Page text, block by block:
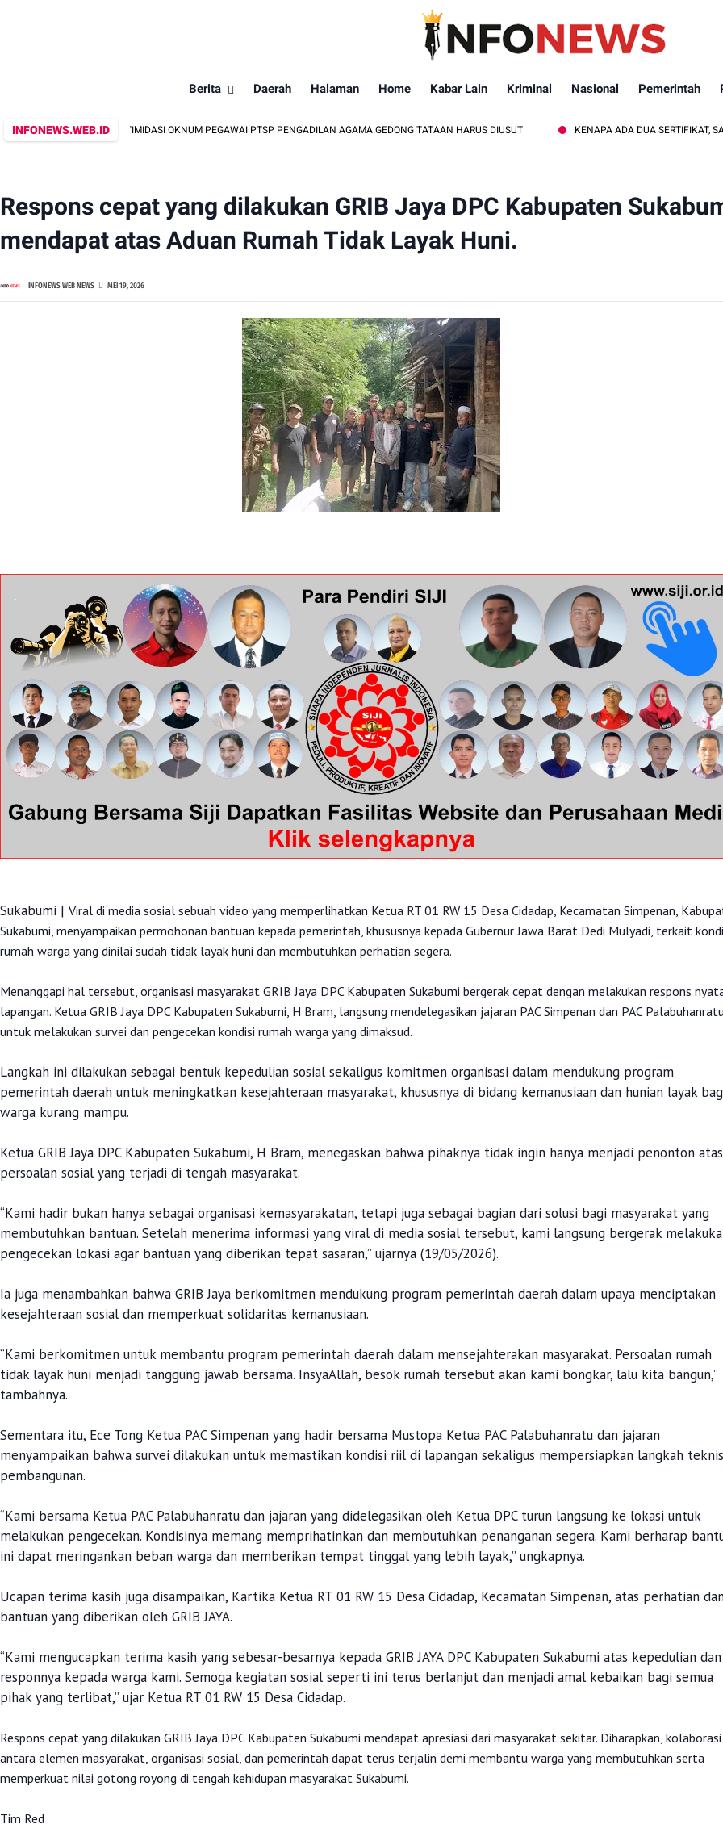
Berita Daerah Halaman Home Kabar Lain Kriminal Nasional Pemerintah
INFONEWS.WEB.ID
INTIMIDASI OKNUM PEGAWAI PTSP PENGADILAN AGAMA GEDONG TATAAN HARUS DIUSUT KENAPA ADA DUA SERTIFIKAT, SATU TITIK
‎Respons cepat yang dilakukan GRIB Jaya DPC Kabupaten
mendapat atas Aduan Rumah Tidak Layak Huni. ‎
INFONEWS WEB NEWS MEI 19, 2026
‎Sukabumi | Viral di media sosial sebuah video yang memperlihatkan Ketua RT 01 RW 15 Desa Cidadap, Kecamatan Simpenan,
Sukabumi, menyampaikan permohonan bantuan kepada pemerintah, khususnya kepada Gubernur Jawa Barat Dedi Mulyadi, terkait
rumah warga yang dinilai sudah tidak layak huni dan membutuhkan perhatian segera.
‎Menanggapi hal tersebut, organisasi masyarakat GRIB Jaya DPC Kabupaten Sukabumi bergerak cepat dengan melakukan respons
lapangan. Ketua GRIB Jaya DPC Kabupaten Sukabumi, H Bram, langsung mendelegasikan jajaran PAC Simpenan dan PAC
untuk melakukan survei dan pengecekan kondisi rumah warga yang dimaksud.
‎Langkah ini dilakukan sebagai bentuk kepedulian sosial sekaligus komitmen organisasi dalam mendukung program
pemerintah daerah untuk meningkatkan kesejahteraan masyarakat, khususnya di bidang kemanusiaan dan hunian layak
warga kurang mampu.
‎Ketua GRIB Jaya DPC Kabupaten Sukabumi, H Bram, menegaskan bahwa pihaknya tidak ingin hanya menjadi penonton atas
persoalan sosial yang terjadi di tengah masyarakat.
‎“Kami hadir bukan hanya sebagai organisasi kemasyarakatan, tetapi juga sebagai bagian dari solusi bagi masyarakat yang
membutuhkan bantuan. Setelah menerima informasi yang viral di media sosial tersebut, kami langsung bergerak
pengecekan lokasi agar bantuan yang diberikan tepat sasaran,” ujarnya (19/05/2026).
‎Ia juga menambahkan bahwa GRIB Jaya berkomitmen mendukung program pemerintah daerah dalam upaya menciptakan
kesejahteraan sosial dan memperkuat solidaritas kemanusiaan.
‎“Kami berkomitmen untuk membantu program pemerintah daerah dalam mensejahterakan masyarakat. Persoalan rumah
tidak layak huni menjadi tanggung jawab bersama. InsyaAllah, besok rumah tersebut akan kami bongkar, lalu kita bangun,”
tambahnya.
‎Sementara itu, Ece Tong Ketua PAC Simpenan yang hadir bersama Mustopa Ketua PAC Palabuhanratu dan jajaran
menyampaikan bahwa survei dilakukan untuk memastikan kondisi riil di lapangan sekaligus mempersiapkan langkah teknis
pembangunan.
‎“Kami bersama Ketua PAC Palabuhanratu dan jajaran yang didelegasikan oleh Ketua DPC turun langsung ke lokasi untuk
melakukan pengecekan. Kondisinya memang memprihatinkan dan membutuhkan penanganan segera. Kami berharap
ini dapat meringankan beban warga dan memberikan tempat tinggal yang lebih layak,” ungkapnya.
‎Ucapan terima kasih juga disampaikan, Kartika Ketua RT 01 RW 15 Desa Cidadap, Kecamatan Simpenan, atas perhatian
bantuan yang diberikan oleh GRIB JAYA.
‎“Kami mengucapkan terima kasih yang sebesar-besarnya kepada GRIB JAYA DPC Kabupaten Sukabumi atas kepedulian dan
responnya kepada warga kami. Semoga kegiatan sosial seperti ini terus berlanjut dan menjadi amal kebaikan bagi semua
pihak yang terlibat,” ujar Ketua RT 01 RW 15 Desa Cidadap.
‎Respons cepat yang dilakukan GRIB Jaya DPC Kabupaten Sukabumi mendapat apresiasi dari masyarakat sekitar. Diharapkan, kolaborasi
antara elemen masyarakat, organisasi sosial, dan pemerintah dapat terus terjalin demi membantu warga yang membutuhkan serta
memperkuat nilai gotong royong di tengah kehidupan masyarakat Sukabumi.
‎Tim Red